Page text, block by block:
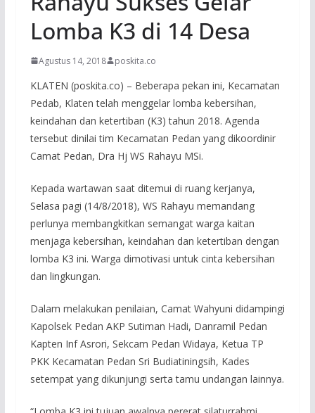
Lomba K3 di 14 Desa
Agustus 14, 2018 poskita.co
KLATEN (poskita.co) – Beberapa pekan ini, Kecamatan
Pedab, Klaten telah menggelar lomba kebersihan,
keindahan dan ketertiban (K3) tahun 2018. Agenda
tersebut dinilai tim Kecamatan Pedan yang dikoordinir
Camat Pedan, Dra Hj WS Rahayu MSi.
Kepada wartawan saat ditemui di ruang kerjanya,
Selasa pagi (14/8/2018), WS Rahayu memandang
perlunya membangkitkan semangat warga kaitan
menjaga kebersihan, keindahan dan ketertiban dengan
lomba K3 ini. Warga dimotivasi untuk cinta kebersihan
dan lingkungan.
Dalam melakukan penilaian, Camat Wahyuni didampingi
Kapolsek Pedan AKP Sutiman Hadi, Danramil Pedan
Kapten Inf Asrori, Sekcam Pedan Widaya, Ketua TP
PKK Kecamatan Pedan Sri Budiatiningsih, Kades
setempat yang dikunjungi serta tamu undangan lainnya.